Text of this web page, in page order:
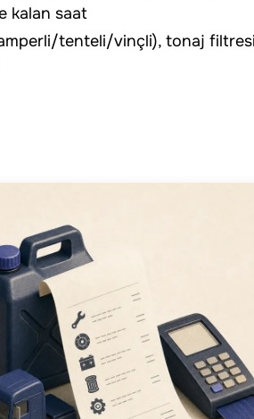
kalan saat
tenteli/vinçli), tonaj